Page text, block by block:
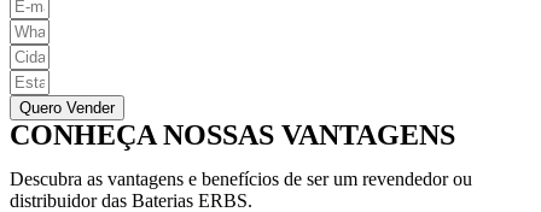
Quero Vender
CONHEÇA NOSSAS VANTAGENS
Descubra as vantagens e benefícios de ser um revendedor ou
distribuidor das Baterias ERBS.